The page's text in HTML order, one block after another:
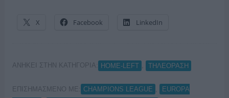
X Facebook LinkedIn
ΑΝΗΚΕΙ ΣΤΗΝ ΚΑΤΗΓΟΡΙΑ: HOME-LEFT ΤΗΛΕΟΡΑΣΗ
ΕΠΙΣΗΜΑΣΜΕΝΟ ΜΕ: CHAMPIONS LEAGUE
EUROPA